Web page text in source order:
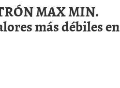
MAX MIN.
más débiles en